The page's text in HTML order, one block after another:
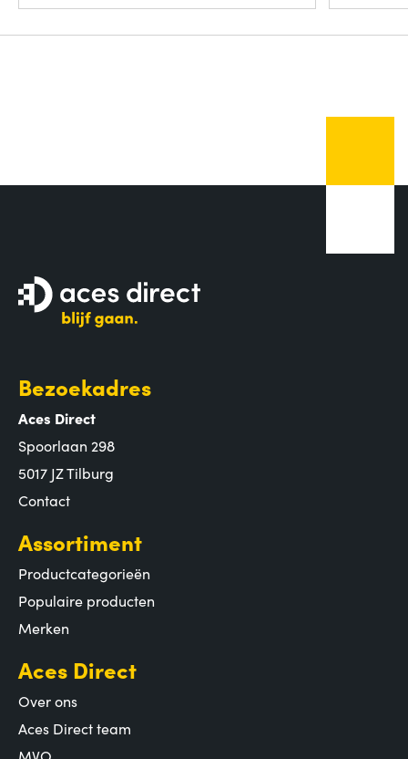
Bezoekadres
Aces Direct
Spoorlaan 298
5017 JZ Tilburg
Contact
Assortiment
Productcategorieën
Populaire producten
Merken
Aces Direct
Over ons
Aces Direct team